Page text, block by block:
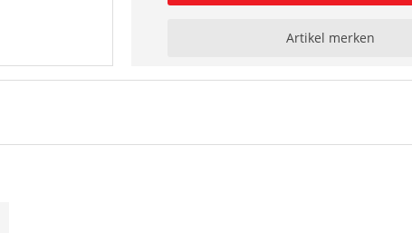
Artikel merken